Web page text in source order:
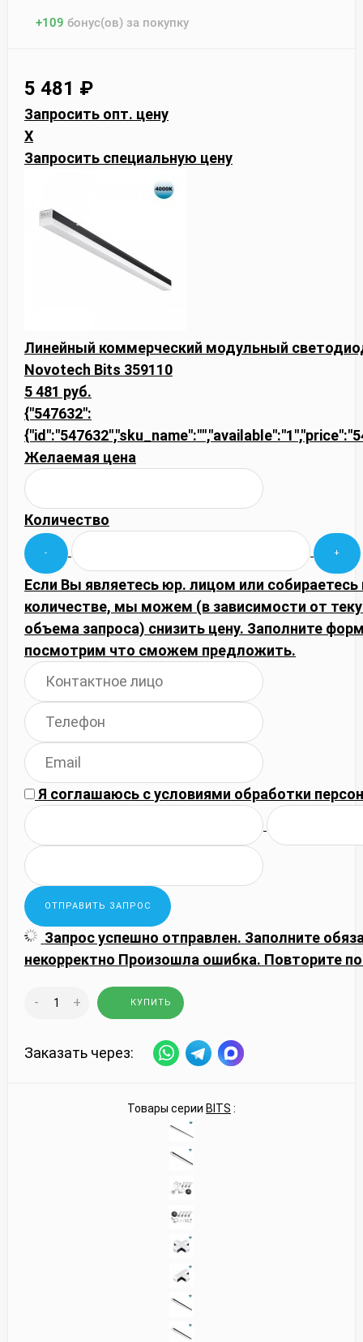
+109 бонус(ов) за покупку
5 481 ₽
Запросить опт. цену
X
Запросить специальную цену
Линейный коммерческий модульный
Novotech Bits 359110
5 481 руб.
{"547632":
Желаемая цена
Количество
Если Вы являетесь юр. лицом или
количестве, мы можем (в зависимости от
объема запроса) снизить цену. Заполните
посмотрим что сможем предложить.
Я соглашаюсь сусловиями обработки
Запрос успешно отправлен. Заполните
некорректно Произошла ошибка. Повторите
- + КУПИТЬ
Заказать через:
Товары серии BITS :